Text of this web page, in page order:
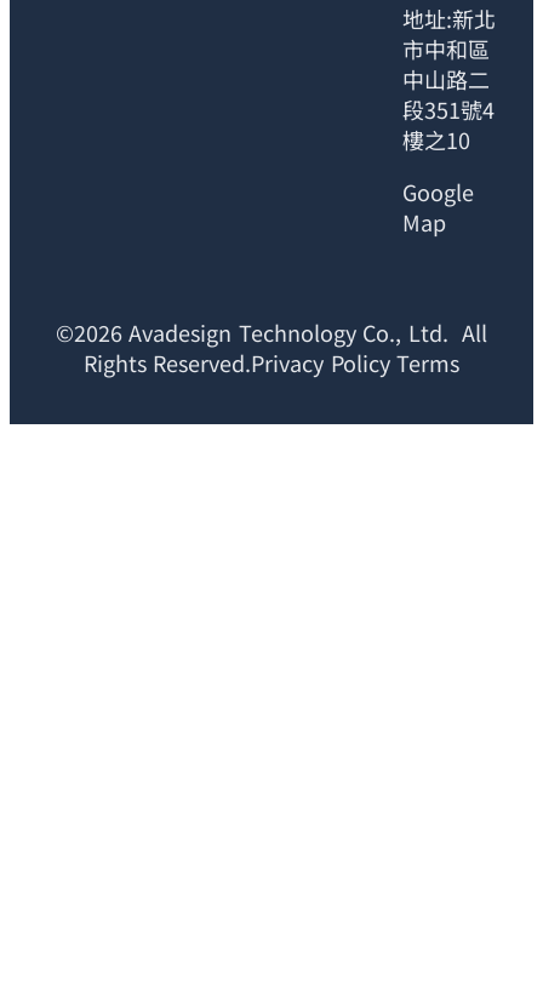
地址:新北
市中和區
中山路二
段351號4
樓之10
Google
Map
©2026 Avadesign Technology Co., Ltd. All
Rights Reserved.Privacy Policy Terms